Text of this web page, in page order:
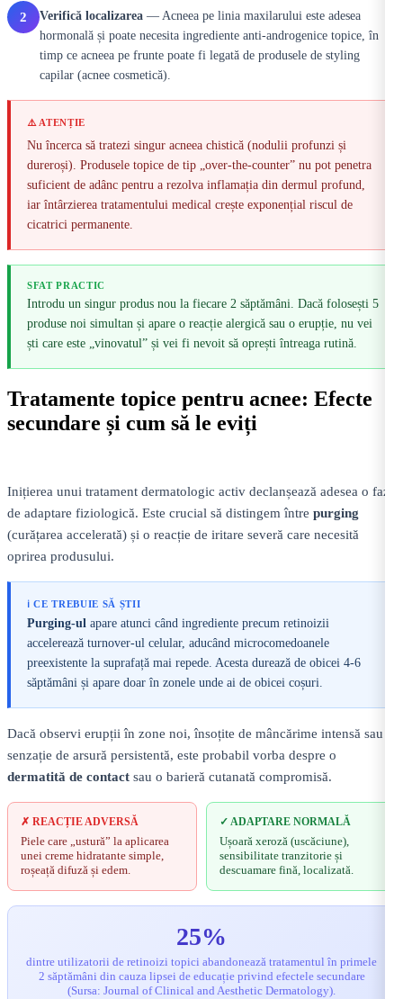
2 Verifică localizarea — Acneea pe linia maxilarului este adesea
hormonală și poate necesita ingrediente anti-androgenice topice, în
timp ce acneea pe frunte poate fi legată de produsele de styling
capilar (acnee cosmetică).
⚠️ ATENȚIE
Nu încerca să tratezi singur acneea chistică (nodulii profunzi și
dureroși). Produsele topice de tip „over-the-counter” nu pot penetra
suficient de adânc pentru a rezolva inflamația din dermul profund,
iar întârzierea tratamentului medical crește exponențial riscul de
cicatrici permanente.
SFAT PRACTIC
Introdu un singur produs nou la fiecare 2 săptămâni. Dacă folosești 5
produse noi simultan și apare o reacție alergică sau o erupție, nu vei
ști care este „vinovatul” și vei fi nevoit să oprești întreaga rutină.
Tratamente topice pentru acnee: Efecte
secundare și cum să le eviți
Inițierea unui tratament dermatologic activ declanșează adesea o fază
de adaptare fiziologică. Este crucial să distingem între purging
(curățarea accelerată) și o reacție de iritare severă care necesită
oprirea produsului.
ℹ️ CE TREBUIE SĂ ȘTII
Purging-ul apare atunci când ingrediente precum retinoizii
accelerează turnover-ul celular, aducând microcomedoanele
preexistente la suprafață mai repede. Acesta durează de obicei 4-6
săptămâni și apare doar în zonele unde ai de obicei coșuri.
Dacă observi erupții în zone noi, însoțite de mâncărime intensă sau
senzație de arsură persistentă, este probabil vorba despre o
dermatită de contact sau o barieră cutanată compromisă.
✗ REACȚIE ADVERSĂ
Piele care „ustură” la aplicarea
unei creme hidratante simple,
roșeață difuză și edem.
✓ ADAPTARE NORMALĂ
Ușoară xeroză (uscăciune),
sensibilitate tranzitorie și
descuamare fină, localizată.
25%
dintre utilizatorii de retinoizi topici abandonează tratamentul în primele
2 săptămâni din cauza lipsei de educație privind efectele secundare
(Sursa: Journal of Clinical and Aesthetic Dermatology).